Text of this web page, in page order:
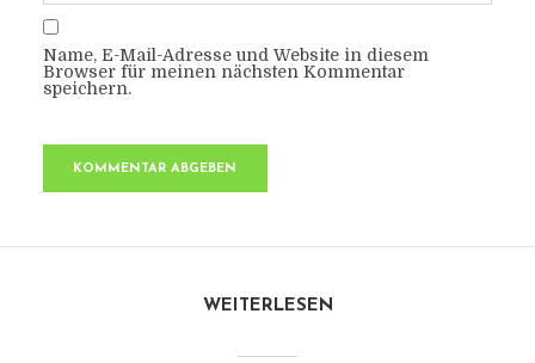
Name, E-Mail-Adresse und Website in diesem
Browser für meinen nächsten Kommentar
speichern.
WEITERLESEN